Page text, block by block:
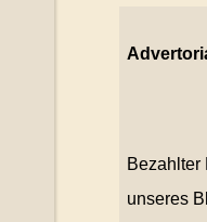
Bezahlter
unseres